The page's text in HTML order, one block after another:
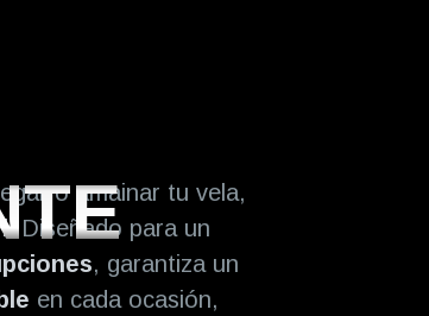
o amainar tu vela,
Dis​eñado para un
, garantiza un
en cada ocasión,